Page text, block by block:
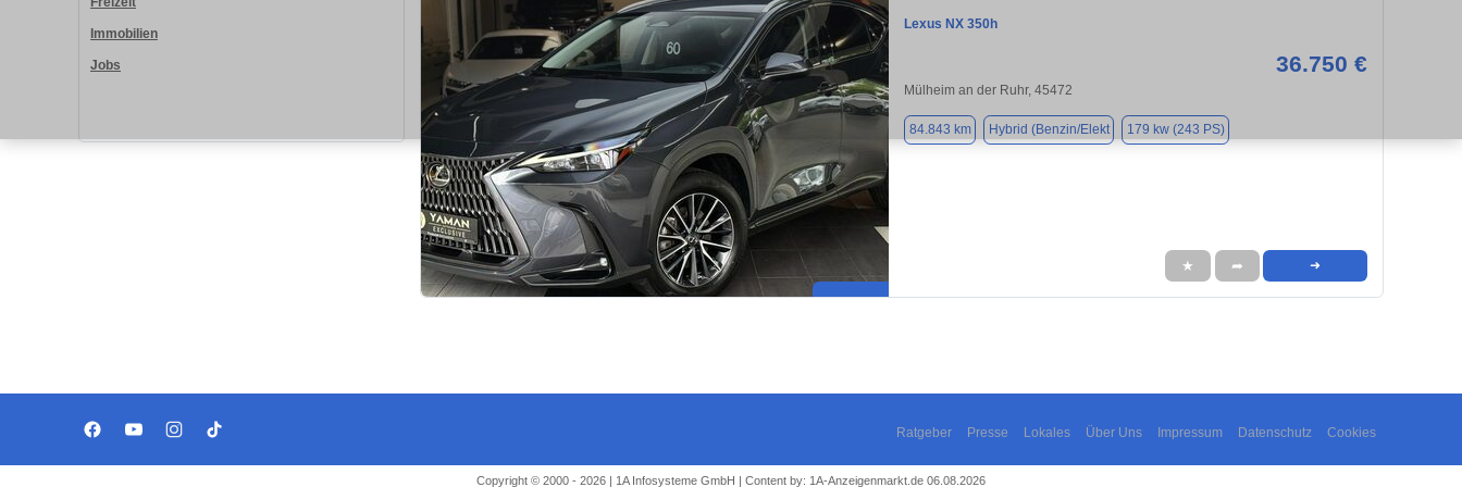
Immobilien
Jobs
Lexus NX 350h
36.750 €
Mülheim an der Ruhr, 45472
84.843 km Hybrid (Benzin/Elekt 179 kw (243 PS)
★ ➦ ➜
Ratgeber Presse Lokales Über Uns Impressum Datenschutz Cookies
Copyright © 2000 - 2026 | 1A Infosysteme GmbH | Content by: 1A-Anzeigenmarkt.de 06.08.2026